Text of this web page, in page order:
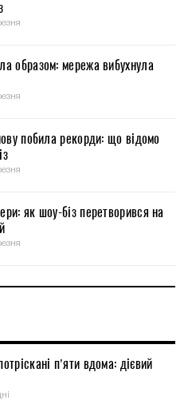
образом: мережа вибухнула
побила рекорди: що відомо
як шоу-біз перетворився на
п’яти вдома: дієвий